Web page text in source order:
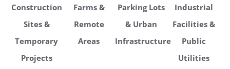
Construction
Sites &
Temporary
Projects
Farms &
Remote
Areas
Parking Lots
& Urban
Infrastructure
Industrial
Facilities &
Public
Utilities